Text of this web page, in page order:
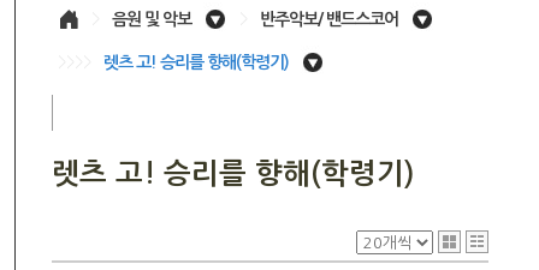
음원 및 악보 반주악보/ 밴드스코어
렛츠 고! 승리를 향해(학령기)
렛츠 고! 승리를 향해(학령기)